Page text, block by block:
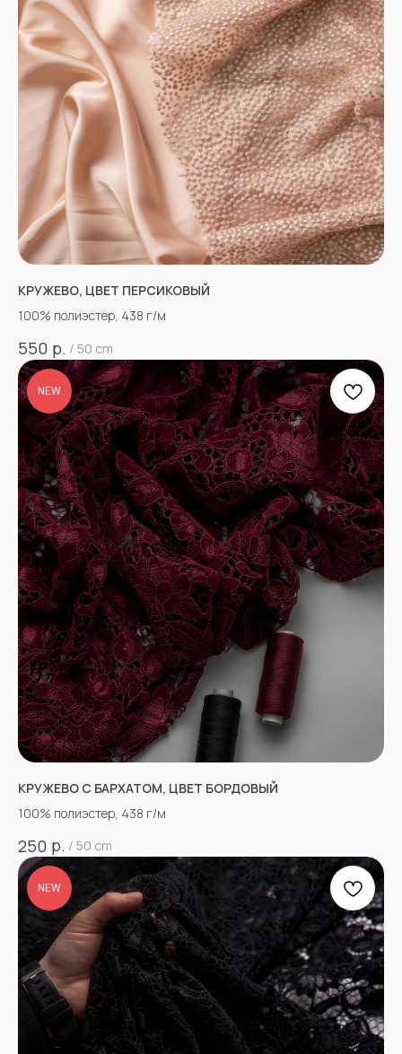
КРУЖЕВО, ЦВЕТ ПЕРСИКОВЫЙ
100% полиэстер, 438 г/м
550 р. / 50 cm
NEW
КРУЖЕВО С БАРХАТОМ, ЦВЕТ БОРДОВЫЙ
100% полиэстер, 438 г/м
250 р. / 50 cm
NEW